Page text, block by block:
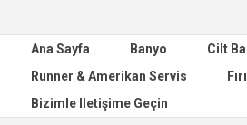
Ana Sayfa Banyo Cilt
Runner & Amerikan Servis
Bizimle Iletişime Geçin